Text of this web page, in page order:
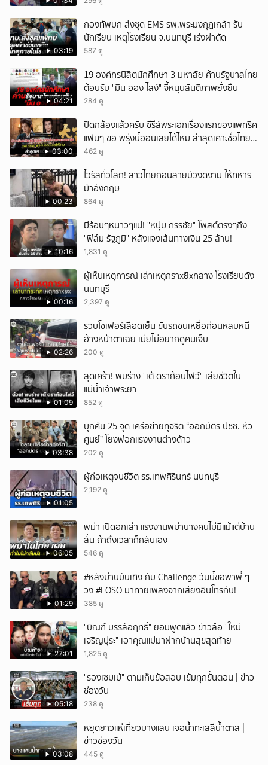
03:19
กองทัพบก ส่งชุด EMS รพ.พระมงกุฎเกล้า รับ
นักเรียน เหตุโรงเรียน จ.นนทบุรี เร่งผ่าตัด
587 ดู
04:21
19 องค์กรนิสิตนักศึกษา 3 มหาลัย ค้านรัฐบาลไทย
ต้อนรับ "มิน ออง ไลง์" จี้หนุนสันติภาพยั่งยืน
284 ดู
03:00
ปิดกล้องแล้วครับ ซีรีส์พระเอกเรื่องแรกของแพทริค
แฟนๆ ขอ พรุ่งนี้ออนเลยได้ไหม ล่าสุดเคาะชื่อไทย
แล้ว
462 ดู
00:23
ไวรัลทั่วโลก! สาวไทยถอนสายบัวงดงาม ให้ทหาร
ม้าอังกฤษ
864 ดู
10:16
มีร้อนๆหนาวๆแน่! "หนุ่ม กรรชัย" โพสต์ตรงๆถึง
"ฟิล์ม รัฐภูมิ" หลังแจงเส้นทางเงิน 25 ล้าน!
1,831 ดู
00:16
ผู้เห็นเหตุการณ์ เล่าเหตุกราxยิxกลาง โรงเรียนดัง
นนทบุรี
2,397 ดู
02:26
รวบโชเฟอร์เลือดเย็น ขับรถชนเหยื่อก่อนหลบหนี
อ้างหน้าตาเฉย เมียไม่อยากดูคนเจ็บ
200 ดู
01:09
สุดเศร้า! พบร่าง "เต้ ดราก้อนไฟว์" เสียชีวิตใน
แม่น้ำเจ้าพระยา
852 ดู
03:38
บุกค้น 25 จุด เครือข่ายทุจริต “ออกบัตร ปชช. หัว
ศูนย์” โยงฟอกแรงงานต่างด้าว
202 ดู
01:05
ผู้ก่อเหตุจบชีวิต รร.เทพศิรินทร์ นนทบุรี
2,192 ดู
06:05
พม่า เปิดอกเล่า แรงงานพม่าบางคนไม่มีแม้แต่บ้าน
ลั่น ถ้าถึงเวลาก็กลับเอง
546 ดู
01:29
#หลังม่านบันเทิง กับ Challenge วันนี้ขอพาพี่ ๆ
วง #LOSO มาทายเพลงจากเสียงอินโทรกัน!
385 ดู
27:01
"บิณฑ์ บรรลือฤทธิ์" ยอมพูดแล้ว ข่าวลือ "ใหม่
เจริญปุระ" เอาคุณแม่มาฝากบ้านสุขสุดท้าย
1,825 ดู
05:18
"รองเซมเบ้" ตามเก็บข้อสอบ เข้มทุกขั้นตอน | ข่าว
ช่องวัน
238 ดู
03:08
หยุดยาวแห่เที่ยวบางแสน เจอน้ำทะเลสีน้ำตาล |
ข่าวช่องวัน
445 ดู